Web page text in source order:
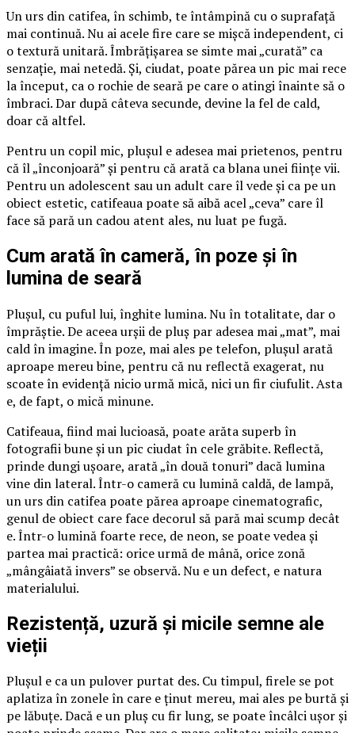
Un urs din catifea, în schimb, te întâmpină cu o suprafață
mai continuă. Nu ai acele fire care se mișcă independent, ci
o textură unitară. Îmbrățișarea se simte mai „curată” ca
senzație, mai netedă. Și, ciudat, poate părea un pic mai rece
la început, ca o rochie de seară pe care o atingi înainte să o
îmbraci. Dar după câteva secunde, devine la fel de cald,
doar că altfel.
Pentru un copil mic, plușul e adesea mai prietenos, pentru
că îl „înconjoară” și pentru că arată ca blana unei ființe vii.
Pentru un adolescent sau un adult care îl vede și ca pe un
obiect estetic, catifeaua poate să aibă acel „ceva” care îl
face să pară un cadou atent ales, nu luat pe fugă.
Cum arată în cameră, în poze și în
lumina de seară
Plușul, cu puful lui, înghite lumina. Nu în totalitate, dar o
împrăștie. De aceea urșii de pluș par adesea mai „mat”, mai
cald în imagine. În poze, mai ales pe telefon, plușul arată
aproape mereu bine, pentru că nu reflectă exagerat, nu
scoate în evidență nicio urmă mică, nici un fir ciufulit. Asta
e, de fapt, o mică minune.
Catifeaua, fiind mai lucioasă, poate arăta superb în
fotografii bune și un pic ciudat în cele grăbite. Reflectă,
prinde dungi ușoare, arată „în două tonuri” dacă lumina
vine din lateral. Într-o cameră cu lumină caldă, de lampă,
un urs din catifea poate părea aproape cinematografic,
genul de obiect care face decorul să pară mai scump decât
e. Într-o lumină foarte rece, de neon, se poate vedea și
partea mai practică: orice urmă de mână, orice zonă
„mângâiată invers” se observă. Nu e un defect, e natura
materialului.
Rezistență, uzură și micile semne ale
vieții
Plușul e ca un pulover purtat des. Cu timpul, firele se pot
aplatiza în zonele în care e ținut mereu, mai ales pe burtă și
pe lăbuțe. Dacă e un pluș cu fir lung, se poate încâlci ușor și